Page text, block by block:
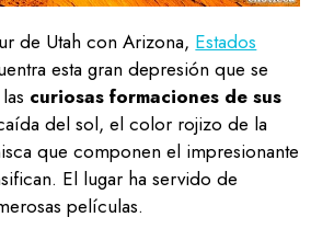
de Utah con Arizona, Estados
esta gran depresión que se
curiosas formaciones de sus
del sol, el color rojizo de la
que componen el impresionante
El lugar ha servido de
películas.